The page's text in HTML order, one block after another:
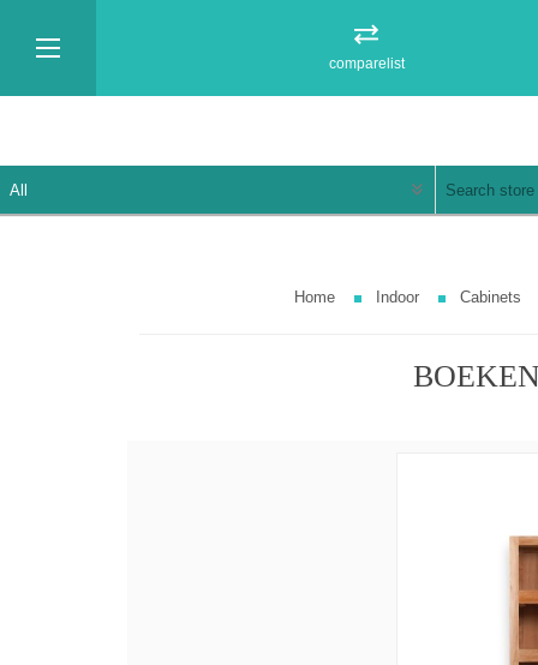
comparelist
Home Indoor Cabinets